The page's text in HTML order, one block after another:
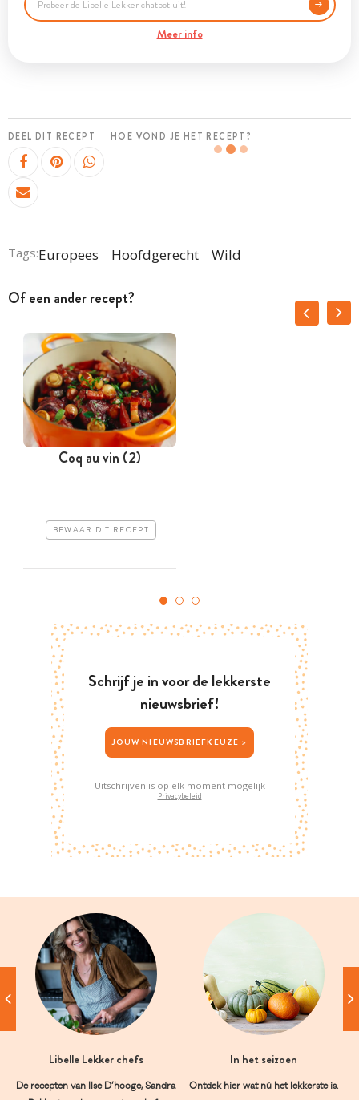
Meer info
DEEL DIT RECEPT HOE VOND JE HET RECEPT?
Tags:Europees Hoofdgerecht Wild
Of een ander recept?
Coq au vin (2)
BEWAAR DIT RECEPT
Schrijf je in voor de lekkerste
nieuwsbrief!
JOUW NIEUWSBRIEFKEUZE >
Uitschrijven is op elk moment mogelijk
Privacybeleid
Libelle Lekker chefs
De recepten van Ilse D’hooge, Sandra
In het seizoen
Ontdek hier wat nú het lekkerste is.